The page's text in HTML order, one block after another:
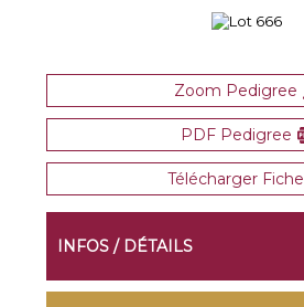
Zoom Pedigree
PDF Pedigree
Télécharger Fiche
INFOS / DÉTAILS